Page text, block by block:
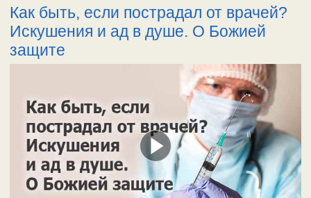
Как быть, если пострадал от врачей?
Искушения и ад в душе. О Божией
защите